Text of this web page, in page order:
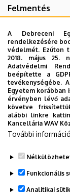
Felmentés
Az orvosi,
a
testnevelés
A külső
elfogadásáról
olvashatnak
Hiányzások
A hiányzások
vis major esetén
végéig) az STKI
órákon
Legutóbbi frissítés:
A Debreceni
rendelkezésére
védelmét. Ezúton
2018. május 25.
Adatvédelmi
beépítette a
tevékenységébe.
Egyetem
érvényben lévő
követve
alábbi linkre
Kancellária WAV
További
Funkcionális
Analitikai sütik